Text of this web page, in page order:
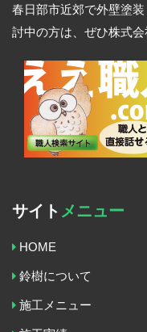
春日部市近郊で外壁塗
討中の方は、ぜひ株式会
サイト メニュー
HOME
鈴樹について
施工メニュー